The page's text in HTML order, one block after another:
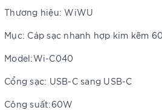
Thương hiệu: WiWU
Mục: Cáp sạc nhanh hợp kim kẽm
Model:Wi-C040
Cổng sạc: USB-C sang USB-C
Công suất:60W